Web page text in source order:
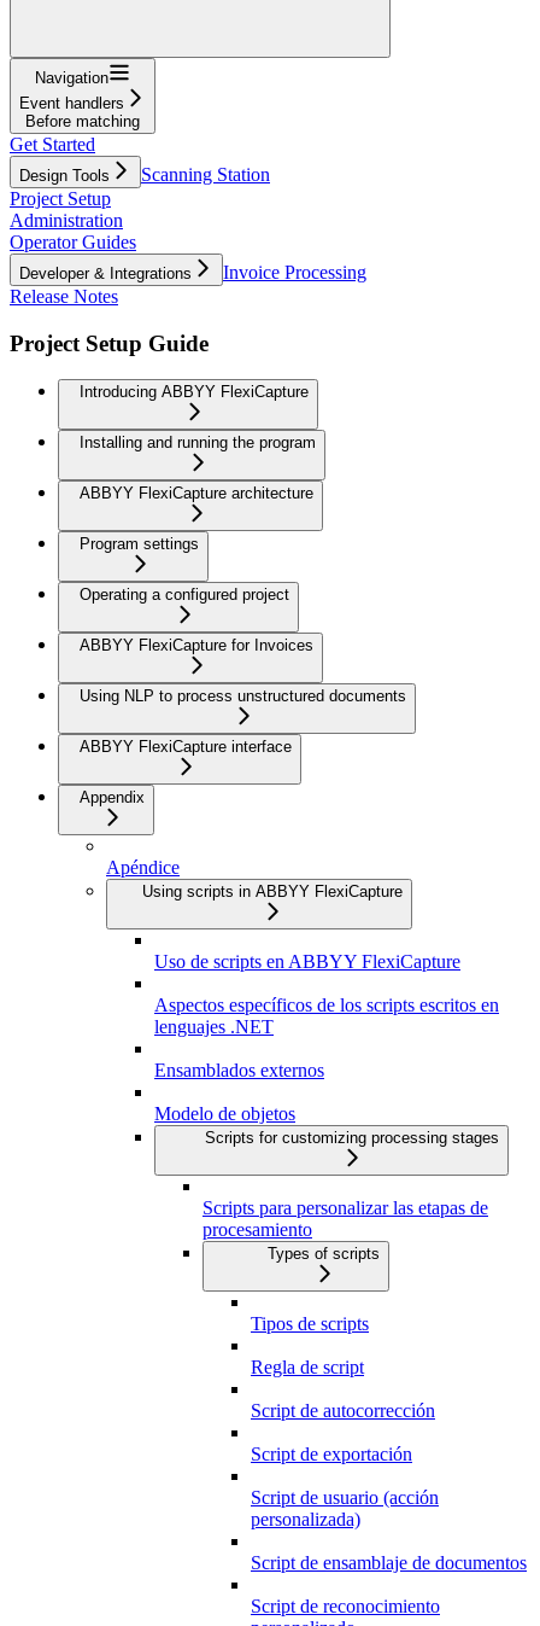
Navigation
Event handlers
Before matching
Get Started
Design Tools
Scanning Station
Project Setup
Administration
Operator Guides
Developer & Integrations
Invoice Processing
Release Notes
Project Setup Guide
Introducing ABBYY FlexiCapture
Installing and running the program
ABBYY FlexiCapture architecture
Program settings
Operating a configured project
ABBYY FlexiCapture for Invoices
Using NLP to process unstructured documents
ABBYY FlexiCapture interface
Appendix
Apéndice
Using scripts in ABBYY FlexiCapture
Uso de scripts en ABBYY FlexiCapture
Aspectos específicos de los scripts escritos en
lenguajes .NET
Ensamblados externos
Modelo de objetos
Scripts for customizing processing stages
Scripts para personalizar las etapas de
procesamiento
Types of scripts
Tipos de scripts
Regla de script
Script de autocorrección
Script de exportación
Script de usuario (acción
personalizada)
Script de ensamblaje de documentos
Script de reconocimiento